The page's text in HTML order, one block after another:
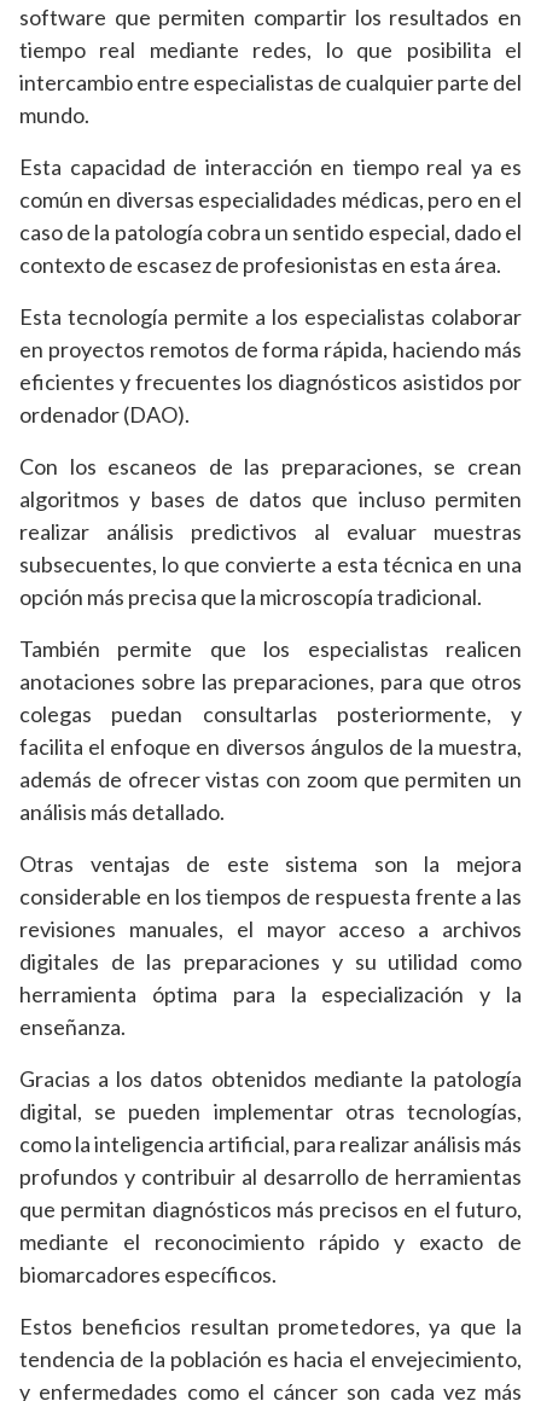
software que permiten compartir los resultados en
tiempo real mediante redes, lo que posibilita el
intercambio entre especialistas de cualquier parte del
mundo.
Esta capacidad de interacción en tiempo real ya es
común en diversas especialidades médicas, pero en el
caso de la patología cobra un sentido especial, dado el
contexto de escasez de profesionistas en esta área.
Esta tecnología permite a los especialistas colaborar
en proyectos remotos de forma rápida, haciendo más
eficientes y frecuentes los diagnósticos asistidos por
ordenador (DAO).
Con los escaneos de las preparaciones, se crean
algoritmos y bases de datos que incluso permiten
realizar análisis predictivos al evaluar muestras
subsecuentes, lo que convierte a esta técnica en una
opción más precisa que la microscopía tradicional.
También permite que los especialistas realicen
anotaciones sobre las preparaciones, para que otros
colegas puedan consultarlas posteriormente, y
facilita el enfoque en diversos ángulos de la muestra,
además de ofrecer vistas con zoom que permiten un
análisis más detallado.
Otras ventajas de este sistema son la mejora
considerable en los tiempos de respuesta frente a las
revisiones manuales, el mayor acceso a archivos
digitales de las preparaciones y su utilidad como
herramienta óptima para la especialización y la
enseñanza.
Gracias a los datos obtenidos mediante la patología
digital, se pueden implementar otras tecnologías,
como la inteligencia artificial, para realizar análisis más
profundos y contribuir al desarrollo de herramientas
que permitan diagnósticos más precisos en el futuro,
mediante el reconocimiento rápido y exacto de
biomarcadores específicos.
Estos beneficios resultan prometedores, ya que la
tendencia de la población es hacia el envejecimiento,
y enfermedades como el cáncer son cada vez más